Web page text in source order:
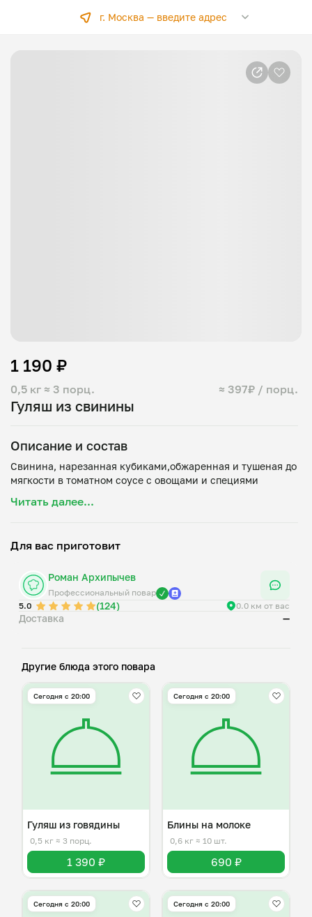
г. Москва —введите адрес
Гуляш из свинины
0,5 кг ≈ 3 порц. ≈ 397₽ / порц.
1 190 ₽
Описание и состав
Свинина, нарезанная кубиками,обжаренная и тушеная до
Читать далее...
Для вас приготовит
Роман Архипычев
Профессиональный повар
5.0
(124) 0.0 км от вас
Доставка —
Другие блюда этого повара
Сегодня с 20:00
Гуляш из говядины
0,5 кг ≈ 3 порц.
1 390 ₽
Сегодня с 20:00
Блины на молоке
0,6 кг ≈ 10 шт.
690 ₽
Сегодня с 20:00 Сегодня с 20:00